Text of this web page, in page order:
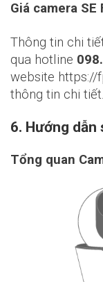
Giá camera
Thông tin chi
qua hotline
website https://
thông tin chi tiết.
6. Hướng dẫn
Tổng quan